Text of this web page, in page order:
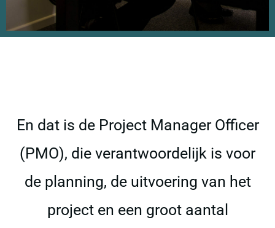
| NL
En dat is de Project Manager Officer
(PMO), die verantwoordelijk is voor
de planning, de uitvoering van het
project en een groot aantal